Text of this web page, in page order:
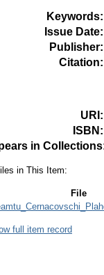
Keywords:
Issue Date:
Publisher:
Citation:
URI :
ISBN :
in
in This Item:
File
full item record